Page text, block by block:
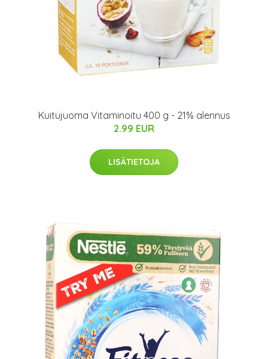
Kuitujuoma Vitaminoitu 400 g - 21% alennus
2.99 EUR
LISÄTIETOJA